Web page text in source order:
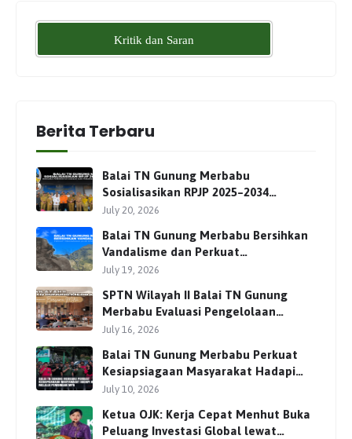
Kritik dan Saran
Berita Terbaru
Balai TN Gunung Merbabu
Sosialisasikan RPJP 2025–2034
Bersama Para Pemangku
July 20, 2026
Balai TN Gunung Merbabu Bersihkan
Vandalisme dan Perkuat
Pengamanan Jalur Pendakian
July 19, 2026
SPTN Wilayah II Balai TN Gunung
Merbabu Evaluasi Pengelolaan
Wisata Pendakian Bersama Mitra
July 16, 2026
Balai TN Gunung Merbabu Perkuat
Kesiapsiagaan Masyarakat Hadapi
Karhutla Melalui Pembinaan MPA
July 10, 2026
Ketua OJK: Kerja Cepat Menhut Buka
Peluang Investasi Global lewat